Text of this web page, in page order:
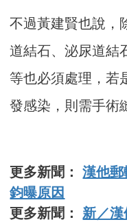
不過黃建賢也說，
道結石、泌尿道結
等也必須處理，若
發感染，則需手術
更多新聞：漢他
鈞曝原因
更多新聞：新／